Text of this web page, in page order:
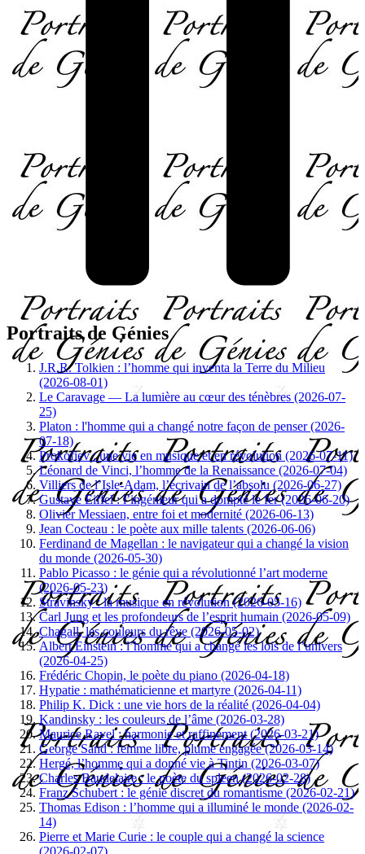
Portraits de Génies
J.R.R. Tolkien : l’homme qui inventa la Terre du Milieu
(2026-08-01)
Le Caravage — La lumière au cœur des ténèbres (2026-07-
25)
Platon : l'homme qui a changé notre façon de penser (2026-
07-18)
Prokofiev : une vie en musique et en révolution (2026-07-11)
Léonard de Vinci, l’homme de la Renaissance (2026-07-04)
Villiers de l’Isle-Adam, l’écrivain de l’absolu (2026-06-27)
Gustave Eiffel : l’ingénieur qui a dompté le fer (2026-06-20)
Olivier Messiaen, entre foi et modernité (2026-06-13)
Jean Cocteau : le poète aux mille talents (2026-06-06)
Ferdinand de Magellan : le navigateur qui a changé la vision
du monde (2026-05-30)
Pablo Picasso : le génie qui a révolutionné l’art moderne
(2026-05-23)
Stravinsky : la musique en révolution (2026-05-16)
Carl Jung et les profondeurs de l’esprit humain (2026-05-09)
Chagall, les couleurs du rêve (2026-05-02)
Albert Einstein : l’homme qui a changé les lois de l’univers
(2026-04-25)
Frédéric Chopin, le poète du piano (2026-04-18)
Hypatie : mathématicienne et martyre (2026-04-11)
Philip K. Dick : une vie hors de la réalité (2026-04-04)
Kandinsky : les couleurs de l’âme (2026-03-28)
Maurice Ravel : harmonie et raffinement (2026-03-21)
George Sand : femme libre, plume engagée (2026-03-14)
Hergé, l’homme qui a donné vie à Tintin (2026-03-07)
Charles Baudelaire : le poète du spleen (2026-02-28)
Franz Schubert : le génie discret du romantisme (2026-02-21)
Thomas Edison : l’homme qui a illuminé le monde (2026-02-
14)
Pierre et Marie Curie : le couple qui a changé la science
(2026-02-07)